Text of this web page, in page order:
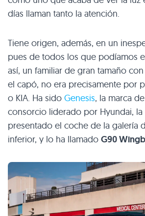
días llaman tanto la atención.
Tiene origen, además, en un
pues de todos los que podíamos
así, un familiar de gran tamaño
el capó, no era precisamente por
o KIA. Ha sido Genesis, la marca
consorcio liderado por Hyundai, la
presentado el coche de la galería
inferior, y lo ha llamado G90